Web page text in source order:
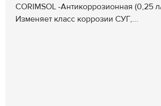
CORIMSOL -Антикоррозионная (0,25
Изменяет класс коррозии СУГ,...